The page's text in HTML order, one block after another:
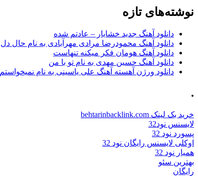
نوشته‌های تازه
دانلود آهنگ جدید خشایار – عادتم شده
دانلود آهنگ محمودرضا مرادی مهرآبادی به نام حال دل
دانلود آهنگ هومان فکر میکنه تنهاست
دانلود آهنگ حسین مهدی به نام تو با من
دانلود ورژن آهسته آهنگ علی یاسینی به نام نمیخواستم
.
خرید بک لینک behtarinbacklink.com
لایسنس نود32
پسورد نود 32
اوکلی لایسنس رایگان نود 32
همیار نود 32
بهترین سئو
رایگان